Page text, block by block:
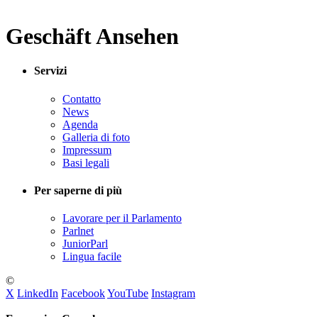
Geschäft Ansehen
Servizi
Contatto
News
Agenda
Galleria di foto
Impressum
Basi legali
Per saperne di più
Lavorare per il Parlamento
Parlnet
JuniorParl
Lingua facile
©
X LinkedIn FacebookYouTube Instagram